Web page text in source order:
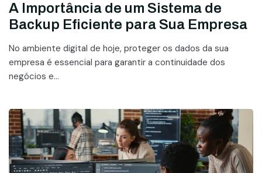
A Importância de um Sistema de
Backup Eficiente para Sua Empresa
No ambiente digital de hoje, proteger os dados da sua
empresa é essencial para garantir a continuidade dos
negócios e...